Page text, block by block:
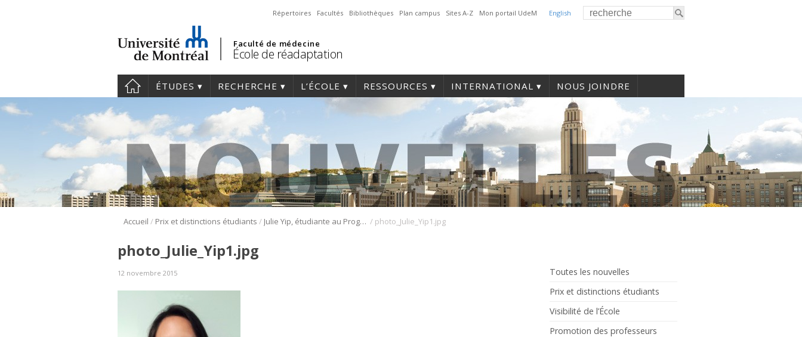
English
Répertoires Facultés Bibliothèques Plan campus Sites A-Z Mon portail UdeM
Faculté de médecine
École de réadaptation
ÉTUDES RECHERCHE L’ÉCOLE RESSOURCES INTERNATIONAL NOUS JOINDRE
Accueil / Prix et distinctions étudiants / Julie Yip, étudiante au Programme d’ergothérapie, a obtenu le prix d’excellence pour sa présentation lors du 47ième Congrès du COPSÉ. / photo_Julie_Yip1.jpg
Toutes les nouvelles
Prix et distinctions étudiants
Visibilité de l’École
Promotion des professeurs
photo_Julie_Yip1.jpg
12 novembre 2015